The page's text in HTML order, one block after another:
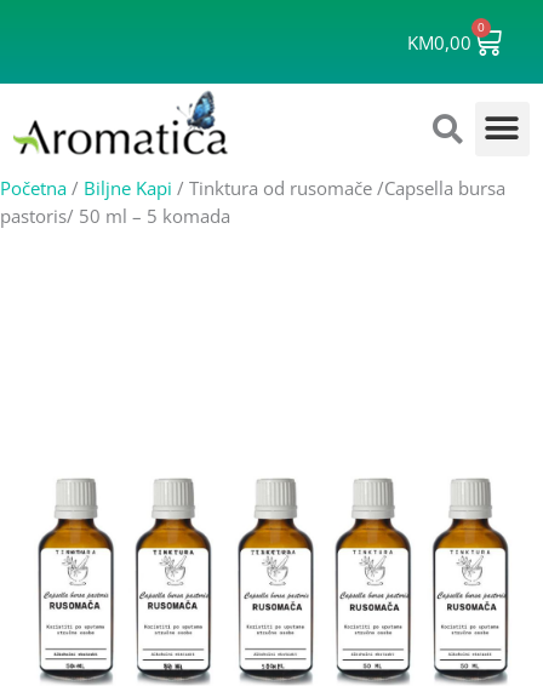
KM0,00
0
Cart
Početna / Biljne Kapi / Tinktura od rusomače /Capsella bursa
pastoris/ 50 ml – 5 komada